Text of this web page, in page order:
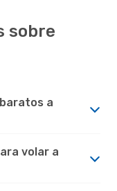
sobre
a
volar a